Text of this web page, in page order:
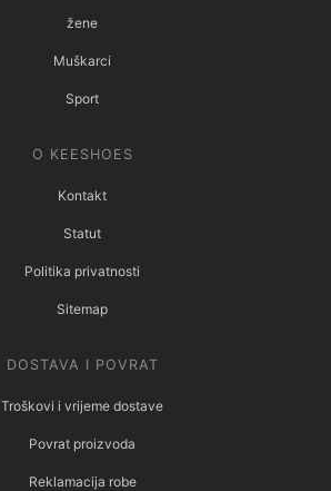
žene
Muškarci
Sport
O KEESHOES
Kontakt
Statut
Politika privatnosti
Sitemap
DOSTAVA I POVRAT
Troškovi i vrijeme dostave
Povrat proizvoda
Reklamacija robe